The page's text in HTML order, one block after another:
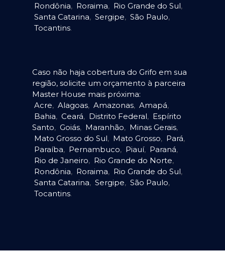
Rondônia, Roraima, Rio Grande do Sul,
Santa Catarina, Sergipe, São Paulo,
Tocantins.
Caso não haja cobertura do Grifo em sua
região, solicite um orçamento à parceira
Master House mais próxima:
Acre, Alagoas, Amazonas, Amapá,
Bahia, Ceará, Distrito Federal, Espírito
Santo, Goiás, Maranhão, Minas Gerais,
Mato Grosso do Sul, Mato Grosso, Pará,
Paraíba, Pernambuco, Piauí, Paraná,
Rio de Janeiro, Rio Grande do Norte,
Rondônia, Roraima, Rio Grande do Sul,
Santa Catarina, Sergipe, São Paulo,
Tocantins.